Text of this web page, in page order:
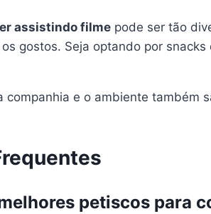
assistindo filme pode ser tão
gostos. Seja optando por
companhia e o ambiente também
petiscos para